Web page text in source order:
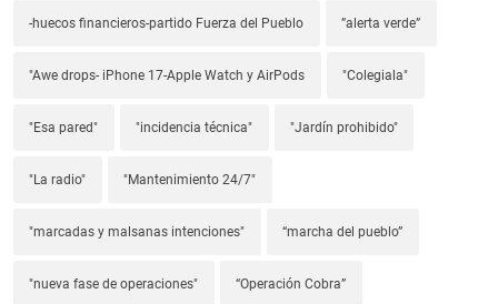
-huecos financieros-partido Fuerza del Pueblo ”alerta verde”
"Awe drops- iPhone 17-Apple Watch y AirPods "Colegiala"
"Esa pared" "incidencia técnica" "Jardín prohibido"
"La radio" "Mantenimiento 24/7"
"marcadas y malsanas intenciones" “marcha del pueblo”
"nueva fase de operaciones" “Operación Cobra”